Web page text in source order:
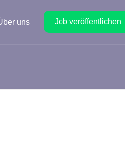
uns Job veröffentlichen